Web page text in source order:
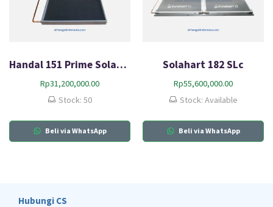
Handal 151 Prime Solar Water Heater
Rp31,200,000.00
Stock: 50
Beli via WhatsApp
Solahart 182 SLc
Rp55,600,000.00
Stock: Available
Beli via WhatsApp
Hubungi CS